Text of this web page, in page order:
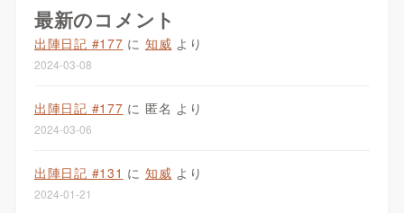
最新のコメント
出陣日記 #177 に 知威 より
2024-03-08
出陣日記 #177 に 匿名 より
2024-03-06
出陣日記 #131 に 知威 より
2024-01-21